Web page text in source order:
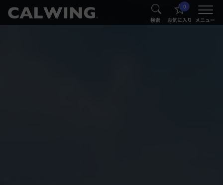
® 検索
0
お気に入り メニュー
®